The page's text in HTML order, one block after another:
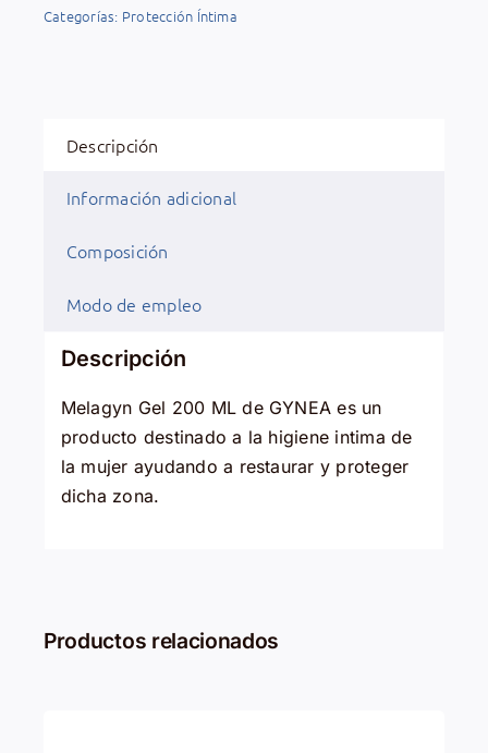
Categorías: Protección Íntima
Descripción
Información adicional
Composición
Modo de empleo
Descripción
Melagyn Gel 200 ML de GYNEA es un
producto destinado a la higiene intima de
la mujer ayudando a restaurar y proteger
dicha zona.
Productos relacionados